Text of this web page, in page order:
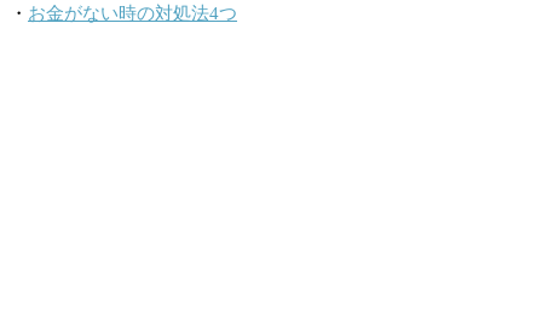
・ お金がない時の対処法4つ